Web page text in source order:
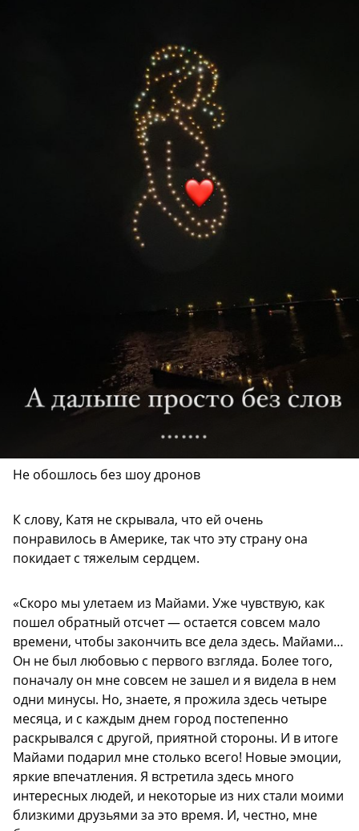
Не обошлось без шоу дронов
К слову, Катя не скрывала, что ей очень
понравилось в Америке, так что эту страну она
покидает с тяжелым сердцем.
«Скоро мы улетаем из Майами. Уже чувствую, как
пошел обратный отсчет — остается совсем мало
времени, чтобы закончить все дела здесь. Майами…
Он не был любовью с первого взгляда. Более того,
поначалу он мне совсем не зашел и я видела в нем
одни минусы. Но, знаете, я прожила здесь четыре
месяца, и с каждым днем город постепенно
раскрывался с другой, приятной стороны. И в итоге
Майами подарил мне столько всего! Новые эмоции,
яркие впечатления. Я встретила здесь много
интересных людей, и некоторые из них стали моими
близкими друзьями за это время. И, честно, мне